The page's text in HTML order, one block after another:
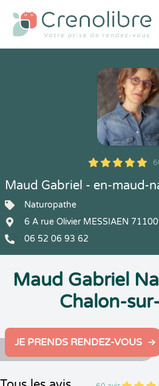
5
1
5
60
Maud Gabriel - en-maud-
Naturopathe
6 A rue Olivier MESSIAEN
06 52 06 93 62
Maud Gabriel
Chalon-
JE PRENDS RENDEZ-VOUS